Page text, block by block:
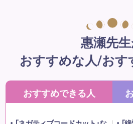
惠瀬先
おすすめな人/おす
おすすめできる人